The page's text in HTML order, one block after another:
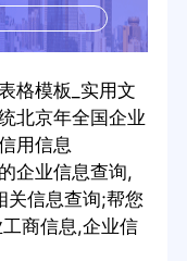
格模板_实用文
北京年全国企业
用信息
企业信息查询,
关信息查询;帮您
商信息,企业信